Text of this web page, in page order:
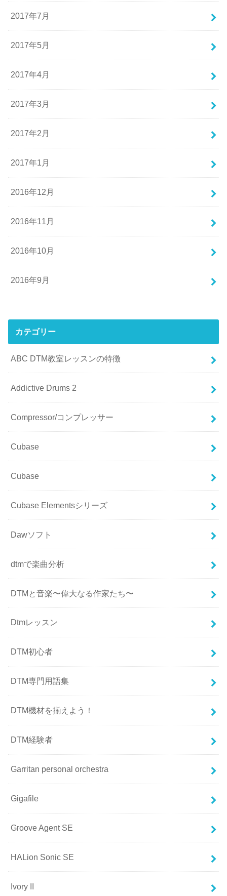
2017年7月
2017年5月
2017年4月
2017年3月
2017年2月
2017年1月
2016年12月
2016年11月
2016年10月
2016年9月
カテゴリー
ABC DTM教室レッスンの特徴
Addictive Drums 2
Compressor/コンプレッサー
Cubase
Cubase
Cubase Elementsシリーズ
Dawソフト
dtmで楽曲分析
DTMと音楽〜偉大なる作家たち〜
Dtmレッスン
DTM初心者
DTM専門用語集
DTM機材を揃えよう！
DTM経験者
Garritan personal orchestra
Gigafile
Groove Agent SE
HALion Sonic SE
Ivory II